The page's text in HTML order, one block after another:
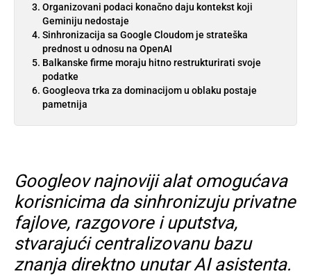
Organizovani podaci konačno daju kontekst koji
Geminiju nedostaje
Sinhronizacija sa Google Cloudom je strateška
prednost u odnosu na OpenAI
Balkanske firme moraju hitno restrukturirati svoje
podatke
Googleova trka za dominacijom u oblaku postaje
pametnija
Googleov najnoviji alat omogućava
korisnicima da sinhronizuju privatne
fajlove, razgovore i uputstva,
stvarajući centralizovanu bazu
znanja direktno unutar AI asistenta.